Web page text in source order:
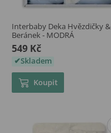
Interbaby Deka Hvězdičky &
Beránek - MODRÁ
549 Kč
Skladem
Koupit